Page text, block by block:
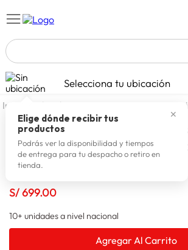
TÉRMINOS MÁS BUSCADOS
1. celulares
2. zapatillas mujer
3. zapatillas hombre
4. moda
laptop
Selecciona tu ubicación
✕
Elige dónde recibir tus
productos
Podrás ver la disponibilidad y tiempos
de entrega para tu despacho o retiro en
tienda.
decohogar menaje menaje
TRAMONTINA
Tramontina Juego de Ollas
S/699.00
10+ unidades a nivel nacional
Agregar Al Carrito